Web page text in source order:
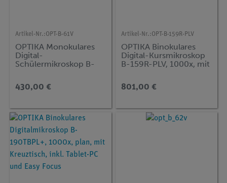
Artikel-Nr.:OPT-B-61V
OPTIKA Monokulares
Digital-
Schülermikroskop B-
7-Zoll-Monitor
430,00 €
Artikel-Nr.:OPT-B-159R-PLV
OPTIKA Binokulares
Digital-Kursmikroskop
B-159R-PLV, 1000x, mit
Monitor
801,00 €